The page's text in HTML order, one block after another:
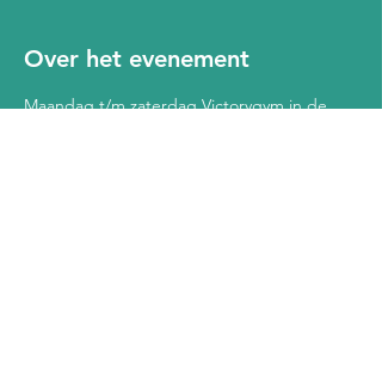
Over het evenement
Maandag t/m zaterdag Victorygym in de